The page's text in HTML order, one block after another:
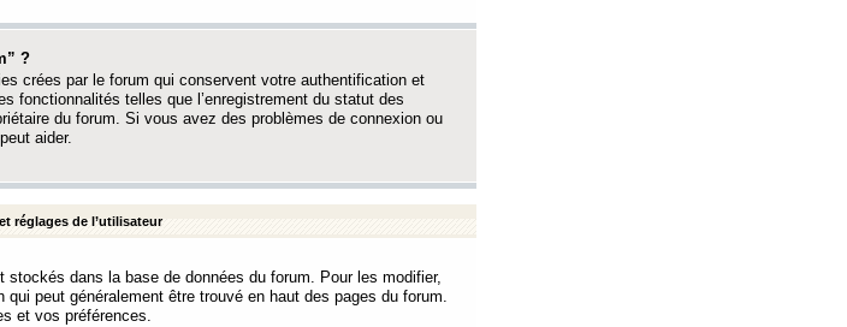
?
crées par le forum qui conservent votre authentification et
fonctionnalités telles que l’enregistrement du statut des
du forum. Si vous avez des problèmes de connexion ou
aider.
réglages de l’utilisateur
dans la base de données du forum. Pour les modifier,
peut généralement être trouvé en haut des pages du forum.
et vos préférences.